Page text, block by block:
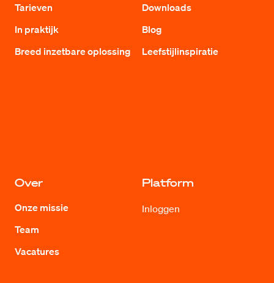
Tarieven
In praktijk
Breed inzetbare oplossing
Downloads
Blog
Leefstijlinspiratie
Over
Onze missie
Team
Vacatures
Platform
Inloggen